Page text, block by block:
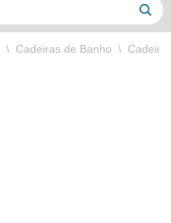
\ Cadeiras de Banho \